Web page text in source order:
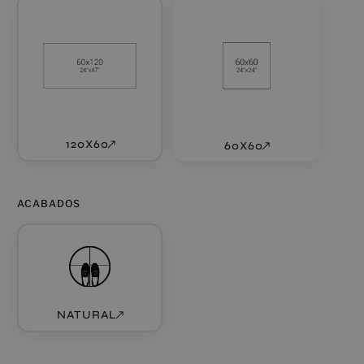
120X60 60X60
ACABADOS
NATURAL